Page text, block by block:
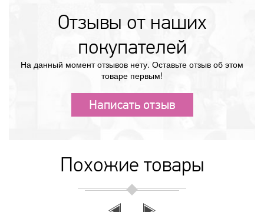
Отзывы от наших
покупателей
На данный момент отзывов нету. Оставьте отзыв об этом
товаре первым!
Написать отзыв
Похожие товары